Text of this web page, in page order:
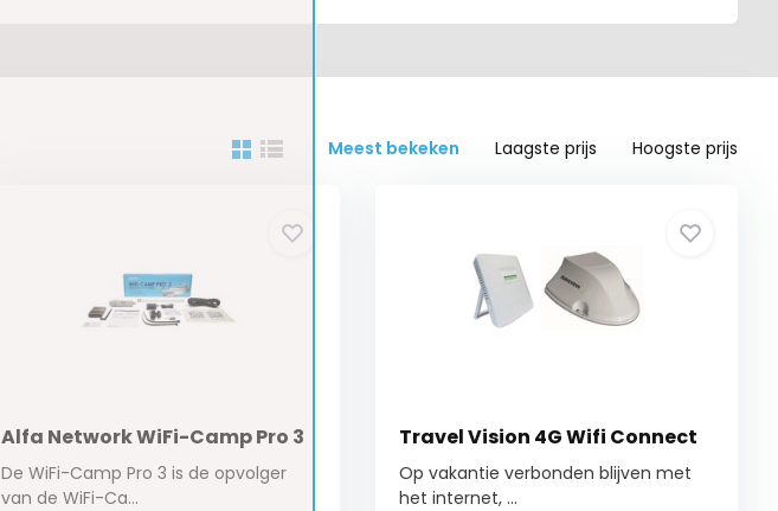
Meest bekeken Laagste prijs Hoogste prijs
Alfa Network WiFi-Camp Pro 3
De WiFi-Camp Pro 3 is de opvolger
van de WiFi-Ca...
Travel Vision 4G Wifi Connect
Op vakantie verbonden blijven met
het internet, ...